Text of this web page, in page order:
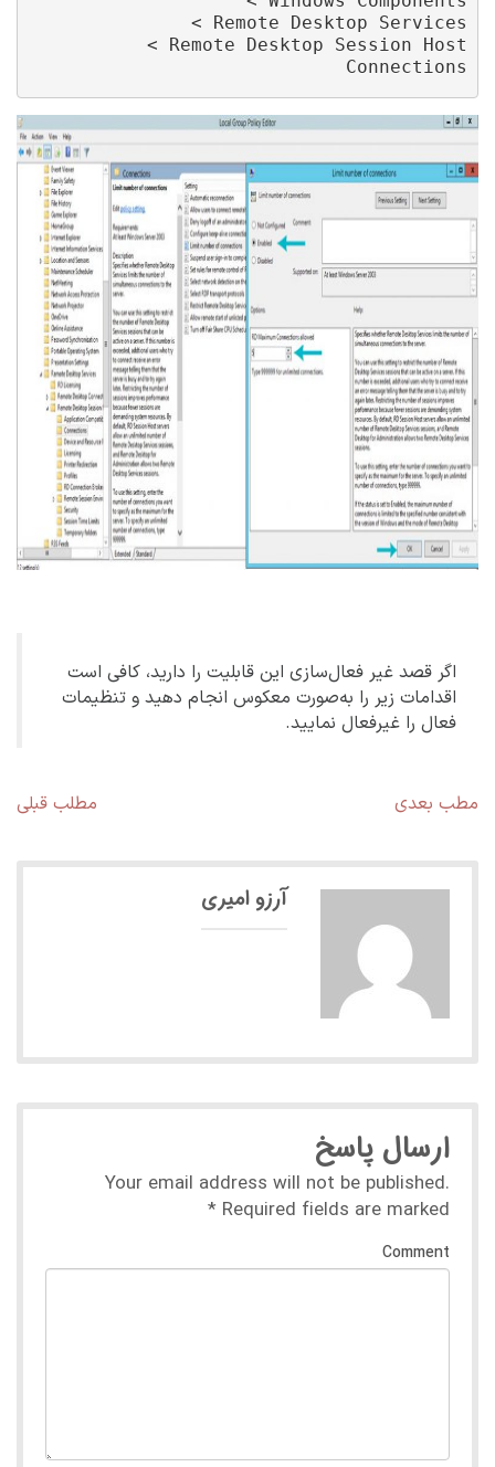
Connections
اگر قصد غیر فعال‌سازی این قابلیت را دارید، کافی است
اقدامات زیر را به‌صورت معکوس انجام دهید و تنظیمات
فعال را غیرفعال نمایید.
راهبری مطلب قبلی مطب بعدیمطلب
آرزو امیری
ارسال پاسخ
Your email address will not be published.
Required fields are marked
*
Comment